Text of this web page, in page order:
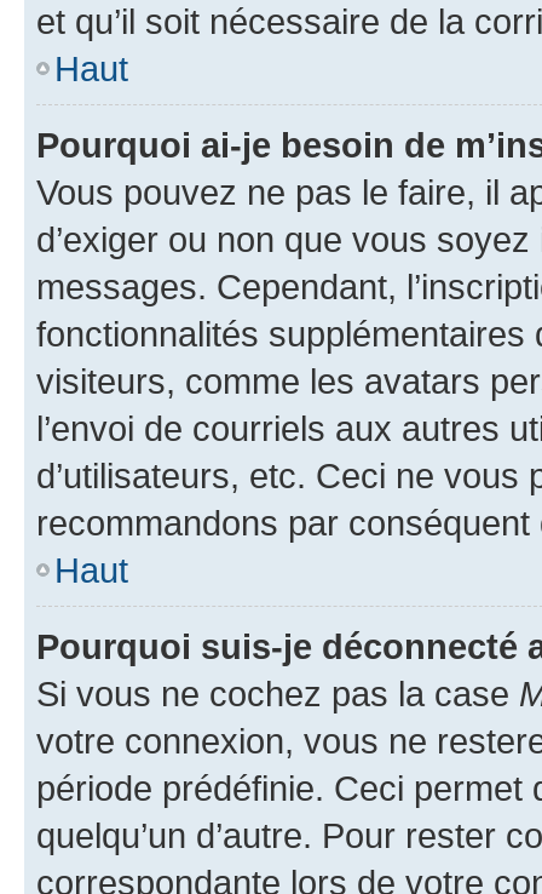
et qu’il soit nécessaire de la
Haut
Pourquoi ai-je besoin de
Vous pouvez ne pas le faire, il
d’exiger ou non que vous
messages. Cependant,
fonctionnalités
visiteurs, comme les avatars
l’envoi de courriels aux autres
d’utilisateurs, etc. Ceci ne vous
recommandons par conséquent
Haut
Pourquoi suis-je déconnecté
Si vous ne cochez pas la case
votre connexion, vous ne
période prédéfinie. Ceci permet
quelqu’un d’autre. Pour rester
correspondante lors de votre